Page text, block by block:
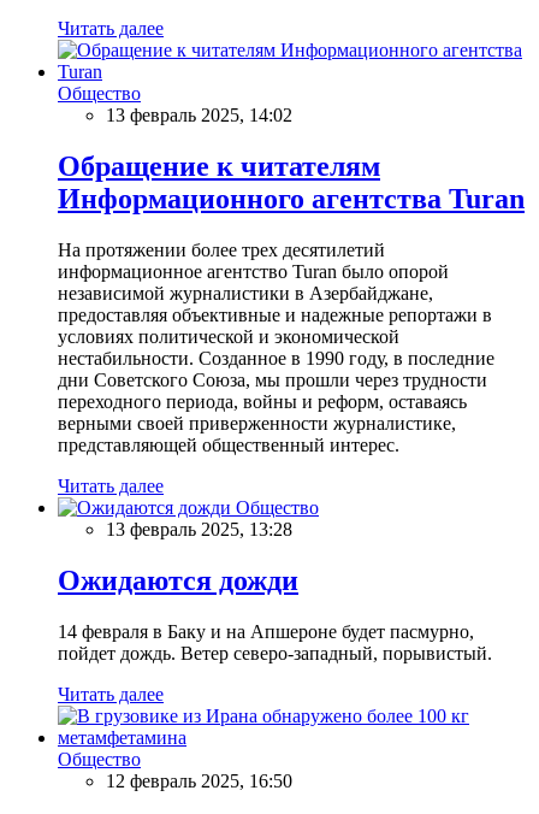
Читать далее
Общество
13 февраль 2025, 14:02
Обращение к читателям
Информационного агентства Turan
На протяжении более трех десятилетий
информационное агентство Turan было опорой
независимой журналистики в Азербайджане,
предоставляя объективные и надежные репортажи в
условиях политической и экономической
нестабильности. Созданное в 1990 году, в последние
дни Советского Союза, мы прошли через трудности
переходного периода, войны и реформ, оставаясь
верными своей приверженности журналистике,
представляющей общественный интерес.
Читать далее
Общество
13 февраль 2025, 13:28
Ожидаются дожди
14 февраля в Баку и на Апшероне будет пасмурно,
пойдет дождь. Ветер северо-западный, порывистый.
Читать далее
Общество
12 февраль 2025, 16:50